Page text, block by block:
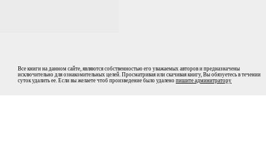
Все книги на данном сайте, являются собственностью его уважаемых авторов и предназначены
исключительно для ознакомительных целей. Просматривая или скачивая книгу, Вы обязуетесь в течении
суток удалить ее. Если вы желаете чтоб произведение было удалено пишите админитратору